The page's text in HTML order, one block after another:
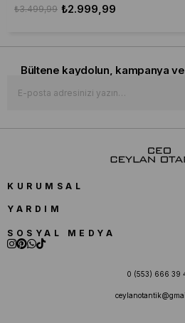
₺2.999,99
₺3.499,99
Bültene kaydolun, kampanya
KURUMSAL
YARDIM
SOSYAL MEDYA
0 (553) 666 39